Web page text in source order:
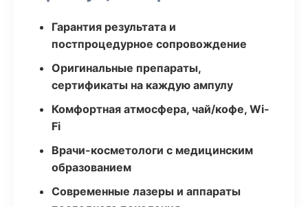
Гарантия результата и
постпроцедурное сопровождение
Оригинальные препараты,
сертификаты на каждую ампулу
Комфортная атмосфера, чай/кофе, Wi-
Fi
Врачи-косметологи с медицинским
образованием
Современные лазеры и аппараты